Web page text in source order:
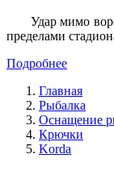
Удар мимо
пределами
Подробнее
Главная
Рыбалка
Оснащение
Крючки
Korda